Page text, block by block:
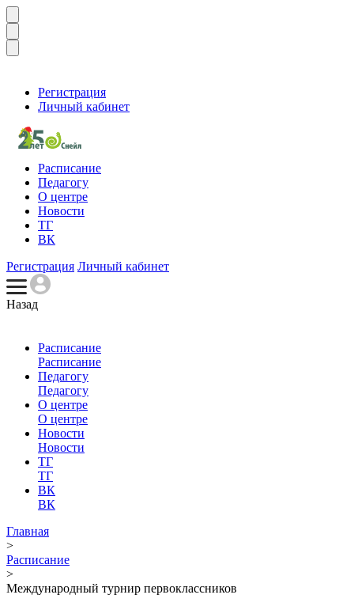
Регистрация
Личный кабинет
Расписание
Педагогу
О центре
Новости
ТГ
ВК
Регистрация Личный кабинет
Назад
Расписание
Расписание
Педагогу
Педагогу
О центре
О центре
Новости
Новости
ТГ
ТГ
ВК
ВК
Главная
>
Расписание
>
Международный турнир первоклассников